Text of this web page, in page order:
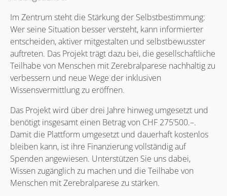
Im Zentrum steht die Stärkung der Selbstbestimmung:
Wer seine Situation besser versteht, kann informierter
entscheiden, aktiver mitgestalten und selbstbewusster
auftreten. Das Projekt trägt dazu bei, die gesellschaftliche
Teilhabe von Menschen mit Zerebralparese nachhaltig zu
verbessern und neue Wege der inklusiven
Wissensvermittlung zu eröffnen.
Das Projekt wird über drei Jahre hinweg umgesetzt und
benötigt insgesamt einen Betrag von CHF 275’500.–.
Damit die Plattform umgesetzt und dauerhaft kostenlos
bleiben kann, ist ihre Finanzierung vollständig auf
Spenden angewiesen. Unterstützen Sie uns dabei,
Wissen zugänglich zu machen und die Teilhabe von
Menschen mit Zerebralparese zu stärken.